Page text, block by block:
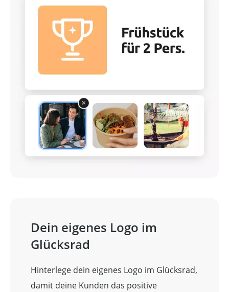
Dein eigenes Logo im
Glücksrad
Hinterlege dein eigenes Logo im Glücksrad,
damit deine Kunden das positive